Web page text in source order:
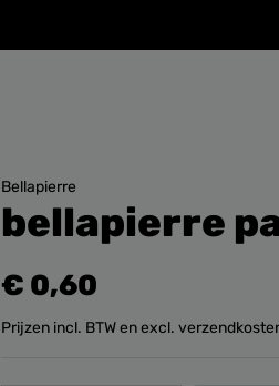
Bellapierre
bellapierre
€ 0,60
Prijzen incl. BTW en excl.